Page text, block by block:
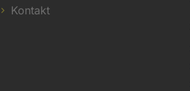
Kontakt